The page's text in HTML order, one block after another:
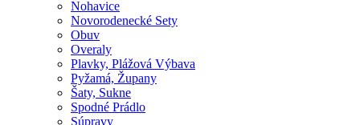
Nohavice
Novorodenecké Sety
Obuv
Overaly
Plavky, Plážová Výbava
Pyžamá, Župany
Šaty, Sukne
Spodné Prádlo
Súpravy